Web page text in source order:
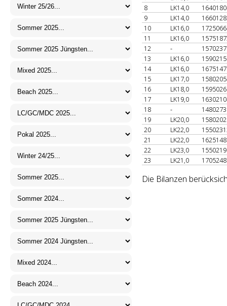
8
LK14,0
9
LK14,0
10
LK16,0
11
LK16,0
12
-
13
LK16,0
14
LK16,0
15
LK17,0
16
LK18,0
17
LK19,0
18
-
19
LK20,0
20
LK22,0
21
LK22,0
22
LK23,0
23
LK21,0
Die Bilanzen